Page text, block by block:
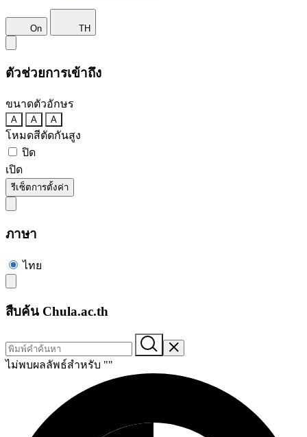
On TH
ตัวช่วยการเข้าถึง
ขนาดตัวอักษร
A A A
โหมดสีตัดกันสูง
ปิด
เปิด
รีเซ็ตการตั้งค่า
ภาษา
ไทย
สืบค้น Chula.ac.th
ไม่พบผลลัพธ์สำหรับ ""